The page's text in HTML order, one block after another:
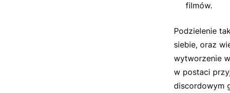
filmów.
Podzielenie
siebie, oraz
wytworzenie
w postaci
discordowym